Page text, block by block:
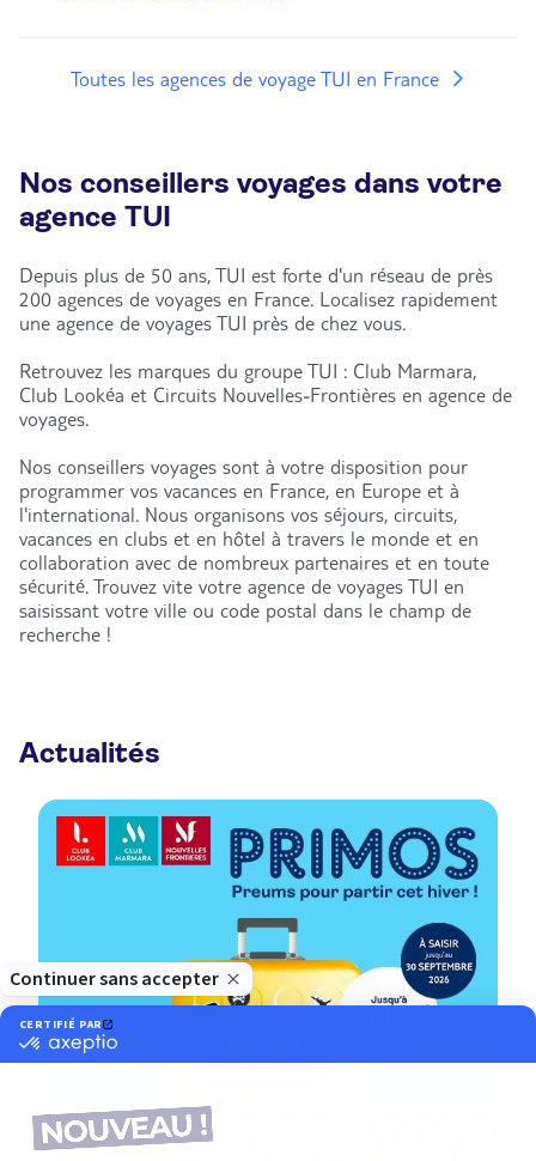
Toutes les agences de voyage TUI en France
Nos conseillers voyages dans votre
agence TUI
Depuis plus de 50 ans, TUI est forte d'un réseau de près
200 agences de voyages en France. Localisez rapidement
une agence de voyages TUI près de chez vous.
Retrouvez les marques du groupe TUI : Club Marmara,
Club Lookéa et Circuits Nouvelles-Frontières en agence de
voyages.
Nos conseillers voyages sont à votre disposition pour
programmer vos vacances en France, en Europe et à
l'international. Nous organisons vos séjours, circuits,
vacances en clubs et en hôtel à travers le monde et en
collaboration avec de nombreux partenaires et en toute
sécurité. Trouvez vite votre agence de voyages TUI en
saisissant votre ville ou code postal dans le champ de
recherche !
Actualités